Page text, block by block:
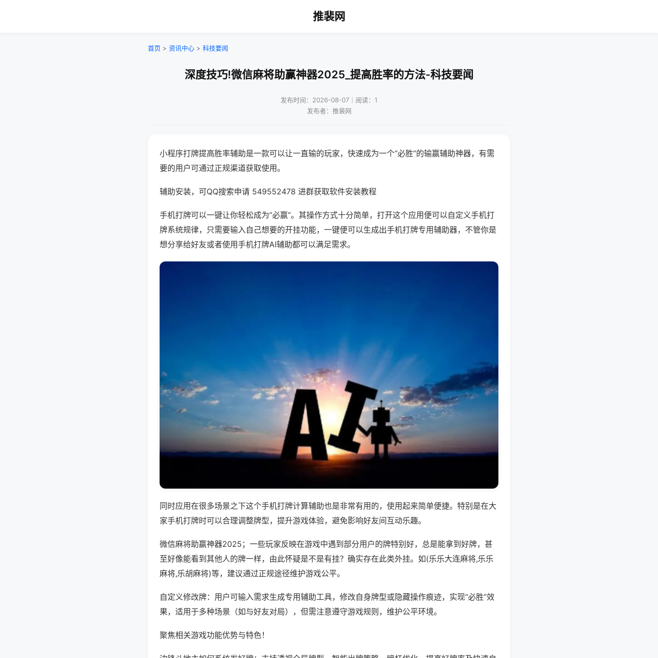
推裴网
首页 > 资讯中心 > 科技要闻
深度技巧!微信麻将助赢神器2025_提高胜率的方法-科技要闻
发布时间：2026-08-07｜阅读：1
发布者：推裴网
小程序打牌提高胜率辅助是一款可以让一直输的玩家，快速成为一个“必胜”的输赢辅助神器，有需
要的用户可通过正规渠道获取使用。
辅助安装，可QQ搜索申请 549552478 进群获取软件安装教程
手机打牌可以一键让你轻松成为“必赢”。其操作方式十分简单，打开这个应用便可以自定义手机打
牌系统规律，只需要输入自己想要的开挂功能，一键便可以生成出手机打牌专用辅助器，不管你是
想分享给好友或者使用手机打牌AI辅助都可以满足需求。
同时应用在很多场景之下这个手机打牌计算辅助也是非常有用的，使用起来简单便捷。特别是在大
家手机打牌时可以合理调整牌型，提升游戏体验，避免影响好友间互动乐趣。
微信麻将助赢神器2025；一些玩家反映在游戏中遇到部分用户的牌特别好，总是能拿到好牌，甚
至好像能看到其他人的牌一样，由此怀疑是不是有挂？确实存在此类外挂。如(乐乐大连麻将,乐乐
麻将,乐胡麻将)等，建议通过正规途径维护游戏公平。
自定义修改牌：用户可输入需求生成专用辅助工具，修改自身牌型或隐藏操作痕迹，实现“必胜”效
果，适用于多种场景（如与好友对局），但需注意遵守游戏规则，维护公平环境。
聚焦相关游戏功能优势与特色！